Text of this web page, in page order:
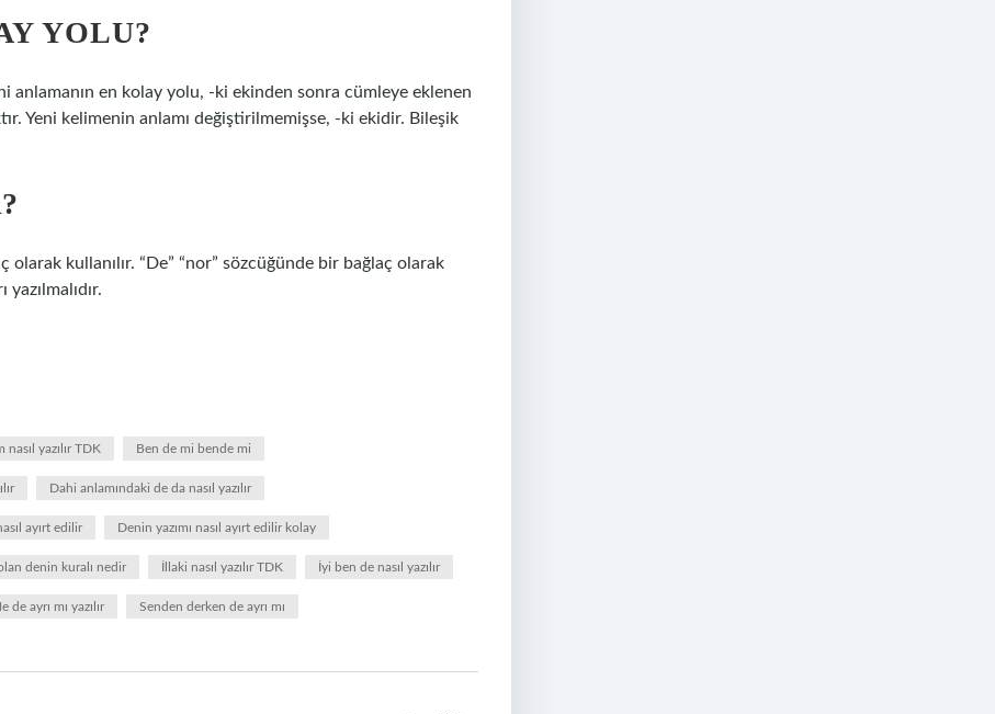
YOLU?
anlamanın en kolay yolu, -ki ekinden sonra cümleye eklenen
Yeni kelimenin anlamı değiştirilmemişse, -ki ekidir. Bileşik
kullanılır. “De” “nor” sözcüğünde bir bağlaç olarak
nasıl yazılır TDK Ben de mi bende mi
Dahi anlamındaki de da nasıl yazılır
ayırt edilir Denin yazımı nasıl ayırt edilir kolay
denin kuralı nedir İllaki nasıl yazılır TDK İyi ben de nasıl yazılır
de ayrı mı yazılır Senden derken de ayrı mı